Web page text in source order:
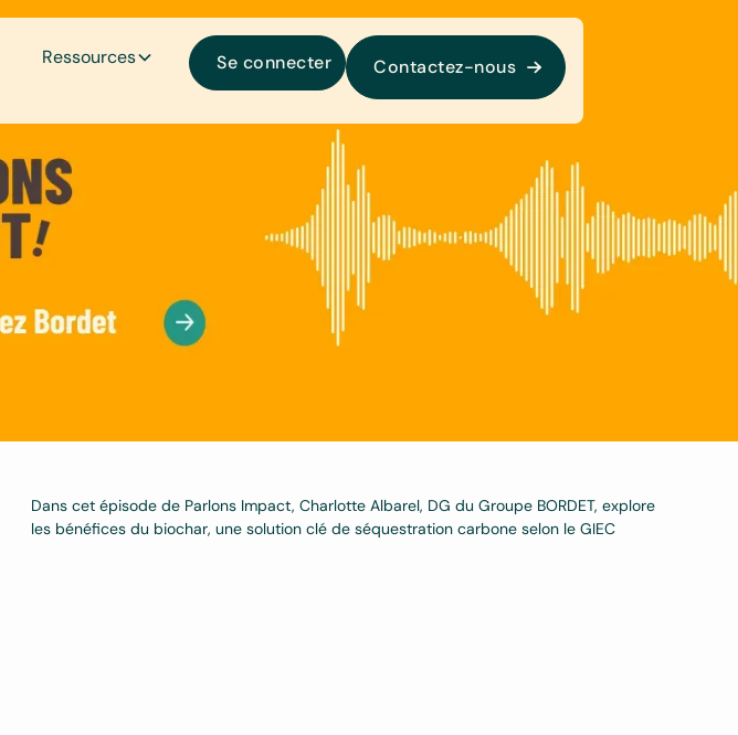
Ressources Se connecter Contactez-nous
Dans cet épisode de Parlons Impact, Charlotte Albarel, DG du Groupe BORDET, explore
les bénéfices du biochar, une solution clé de séquestration carbone selon le GIEC